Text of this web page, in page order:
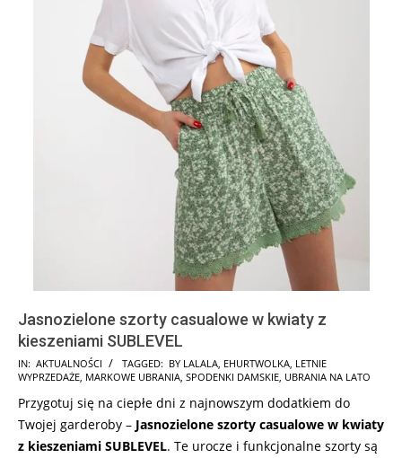
Jasnozielone szorty casualowe w kwiaty z
kieszeniami SUBLEVEL
2024-
10-
12
IN: AKTUALNOŚCI TAGGED: BY LALALA, EHURTWOLKA, LETNIE
WYPRZEDAŻE, MARKOWE UBRANIA, SPODENKI DAMSKIE, UBRANIA NA LATO
Przygotuj się na ciepłe dni z najnowszym dodatkiem do
Twojej garderoby – Jasnozielone szorty casualowe w kwiaty
z kieszeniami SUBLEVEL. Te urocze i funkcjonalne szorty są